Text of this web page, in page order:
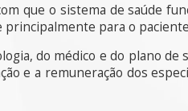
que o sistema de saúde
para o
do médico e do plano de
e a remuneração dos